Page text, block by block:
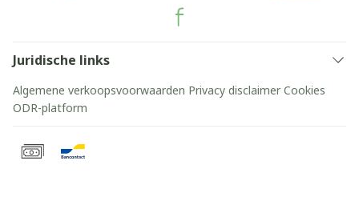
Juridische links
Algemene verkoopsvoorwaarden Privacy disclaimer Cookies
ODR-platform